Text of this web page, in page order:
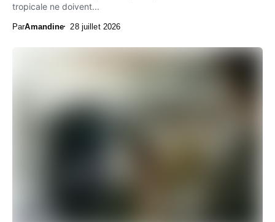
tropicale ne doivent...
ParAmandine 28 juillet 2026